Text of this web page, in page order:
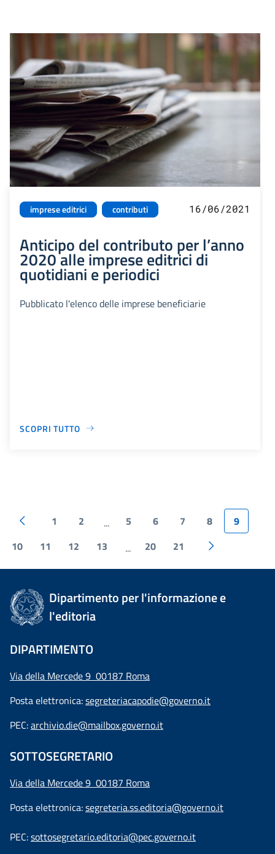
imprese editrici contributi 16/06/2021
Anticipo del contributo per l’anno
2020 alle imprese editrici di
quotidiani e periodici
Pubblicato l'elenco delle imprese beneficiarie
SCOPRI TUTTO
1 2 ... 5 6 7 8
9
10
11 12 13 ... 20 21
Dipartimento per l'informazione e
l'editoria
DIPARTIMENTO
Via della Mercede 9 00187 Roma
Posta elettronica:segreteriacapodie@governo.it
PEC:archivio.die@mailbox.governo.it
SOTTOSEGRETARIO
Via della Mercede 9 00187 Roma
Posta elettronica:segreteria.ss.editoria@governo.it
PEC:sottosegretario.editoria@pec.governo.it